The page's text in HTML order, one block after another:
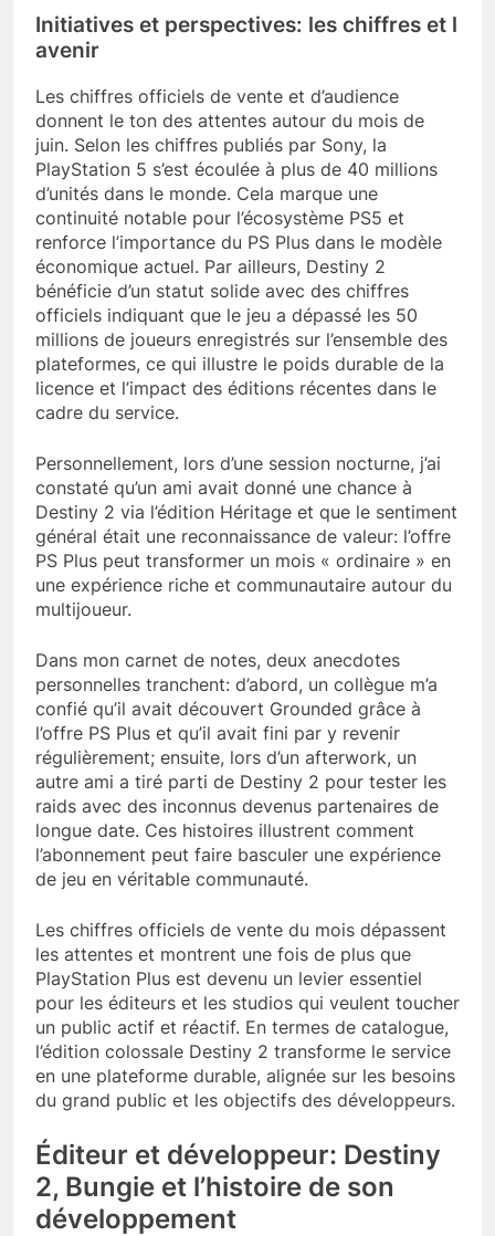
Initiatives et perspectives: les chiffres et l
avenir
Les chiffres officiels de vente et d’audience
donnent le ton des attentes autour du mois de
juin. Selon les chiffres publiés par Sony, la
PlayStation 5 s’est écoulée à plus de 40 millions
d’unités dans le monde. Cela marque une
continuité notable pour l’écosystème PS5 et
renforce l’importance du PS Plus dans le modèle
économique actuel. Par ailleurs, Destiny 2
bénéficie d’un statut solide avec des chiffres
officiels indiquant que le jeu a dépassé les 50
millions de joueurs enregistrés sur l’ensemble des
plateformes, ce qui illustre le poids durable de la
licence et l’impact des éditions récentes dans le
cadre du service.
Personnellement, lors d’une session nocturne, j’ai
constaté qu’un ami avait donné une chance à
Destiny 2 via l’édition Héritage et que le sentiment
général était une reconnaissance de valeur: l’offre
PS Plus peut transformer un mois « ordinaire » en
une expérience riche et communautaire autour du
multijoueur.
Dans mon carnet de notes, deux anecdotes
personnelles tranchent: d’abord, un collègue m’a
confié qu’il avait découvert Grounded grâce à
l’offre PS Plus et qu’il avait fini par y revenir
régulièrement; ensuite, lors d’un afterwork, un
autre ami a tiré parti de Destiny 2 pour tester les
raids avec des inconnus devenus partenaires de
longue date. Ces histoires illustrent comment
l’abonnement peut faire basculer une expérience
de jeu en véritable communauté.
Les chiffres officiels de vente du mois dépassent
les attentes et montrent une fois de plus que
PlayStation Plus est devenu un levier essentiel
pour les éditeurs et les studios qui veulent toucher
un public actif et réactif. En termes de catalogue,
l’édition colossale Destiny 2 transforme le service
en une plateforme durable, alignée sur les besoins
du grand public et les objectifs des développeurs.
Éditeur et développeur: Destiny
2, Bungie et l’histoire de son
développement